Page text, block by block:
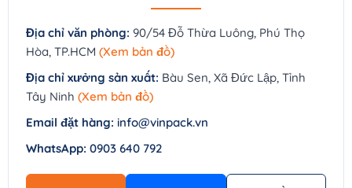
Địa chỉ văn phòng: 90/54 Đỗ Thừa Luông, Phú Thọ
Hòa, TP.HCM (Xem bản đồ)
Địa chỉ xưởng sản xuất: Bàu Sen, Xã Đức Lập, Tỉnh
Tây Ninh (Xem bản đồ)
Email đặt hàng: info@vinpack.vn
WhatsApp: 0903 640 792